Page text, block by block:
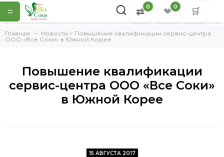
= ⇄ 0 ❤ 0 🛒
Главная
Новости > Повышение квалификации сервис-центра
ООО «Все Соки» в Южной Корее
Повышение квалификации
сервис-центра ООО «Все Соки»
в Южной Корее
15 АВГУСТА 2017